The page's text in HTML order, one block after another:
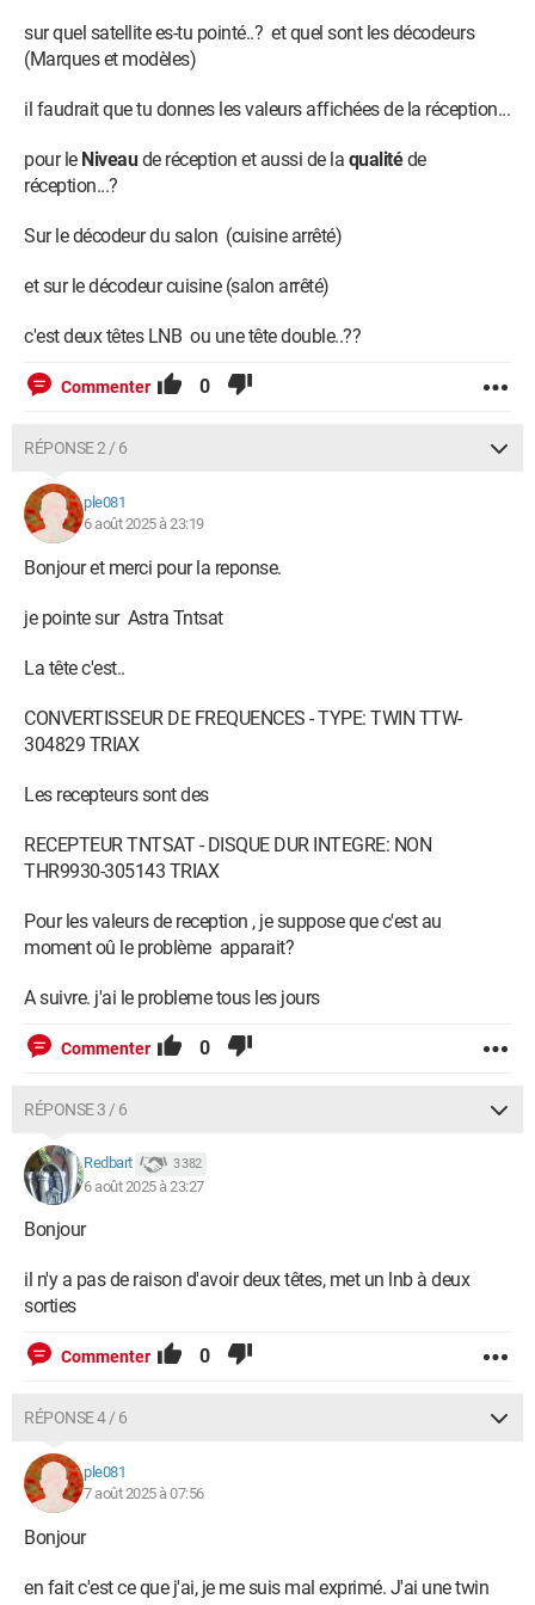
sur quel satellite es-tu pointé..? et quel sont les décodeurs
(Marques et modèles)
il faudrait que tu donnes les valeurs affichées de la réception...
pour le Niveaude réception et aussi de la qualitéde
réception...?
Sur le décodeur du salon (cuisine arrêté)
et sur le décodeur cuisine (salon arrêté)
c'est deux têtes LNB ou une tête double..??
Commenter 0
RÉPONSE 2 / 6
ple081
6 août 2025 à 23:19
Bonjour et merci pour la reponse.
je pointe sur Astra Tntsat
La tête c'est..
CONVERTISSEUR DE FREQUENCES - TYPE: TWIN TTW-
304829 TRIAX
Les recepteurs sont des
RECEPTEUR TNTSAT - DISQUE DUR INTEGRE: NON
THR9930-305143 TRIAX
Pour les valeurs de reception , je suppose que c'est au
moment oû le problème apparait?
A suivre. j'ai le probleme tous les jours
Commenter 0
RÉPONSE 3 / 6
Redbart 3 382
6 août 2025 à 23:27
Bonjour
il n'y a pas de raison d'avoir deux têtes, met un lnb à deux
sorties
Commenter 0
RÉPONSE 4 / 6
ple081
7 août 2025 à 07:56
Bonjour
en fait c'est ce que j'ai, je me suis mal exprimé. J'ai une twin